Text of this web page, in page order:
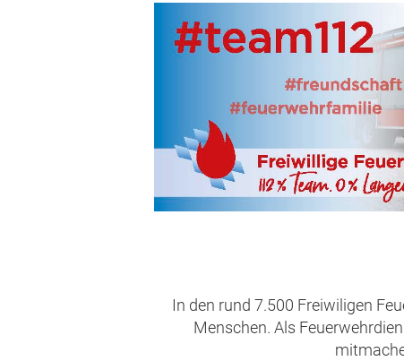
In den rund 7.500 Freiwiligen
Menschen. Als